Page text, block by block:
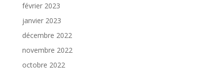
février 2023
janvier 2023
décembre 2022
novembre 2022
octobre 2022